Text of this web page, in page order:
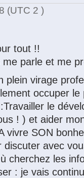
(UTC 2 )
tout !!
parle et me
plein virage
occuper le
le
! ) et aider
vivre SON
discuter avec
cherchez les
: je vais